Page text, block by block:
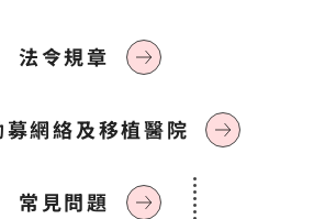
法令規章
募網絡及移植醫院
常見問題